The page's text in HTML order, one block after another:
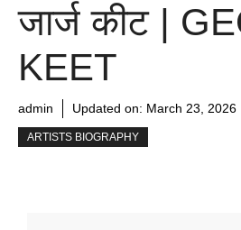
जार्ज कीट |
KEET
admin Updated on: March 23, 2026
ARTISTS BIOGRAPHY